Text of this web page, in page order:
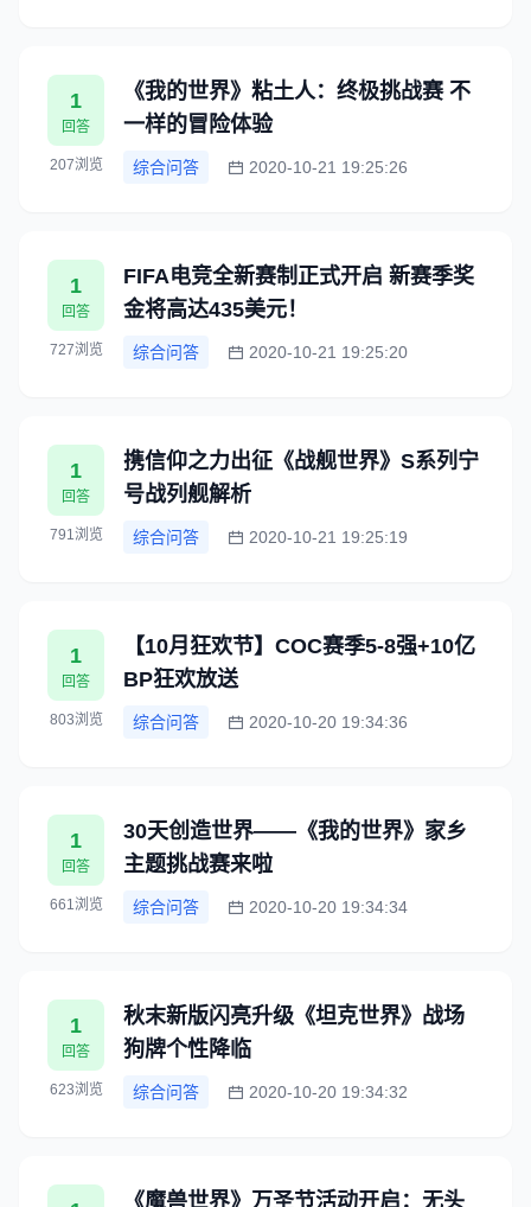
1
回答
207浏览
《我的世界》粘土人：终极挑战赛 不
一样的冒险体验
综合问答 2020-10-21 19:25:26
1
回答
727浏览
FIFA电竞全新赛制正式开启 新赛季奖
金将高达435美元！
综合问答 2020-10-21 19:25:20
1
回答
791浏览
携信仰之力出征《战舰世界》S系列宁
号战列舰解析
综合问答 2020-10-21 19:25:19
1
回答
803浏览
【10月狂欢节】COC赛季5-8强+10亿
BP狂欢放送
综合问答 2020-10-20 19:34:36
1
回答
661浏览
30天创造世界——《我的世界》家乡
主题挑战赛来啦
综合问答 2020-10-20 19:34:34
1
回答
623浏览
秋末新版闪亮升级《坦克世界》战场
狗牌个性降临
综合问答 2020-10-20 19:34:32
《魔兽世界》万圣节活动开启：无头